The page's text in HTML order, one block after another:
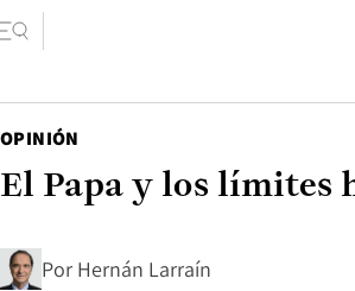
OPINIÓN
El Papa y los límites
Por Hernán Larraín